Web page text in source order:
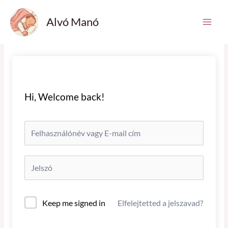
content
Alvó Manó
Hi, Welcome back!
Keep me signed in Elfelejtetted a jelszavad?